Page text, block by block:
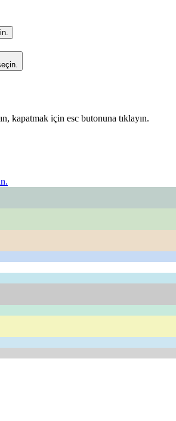
kapatmak için esc butonuna tıklayın.